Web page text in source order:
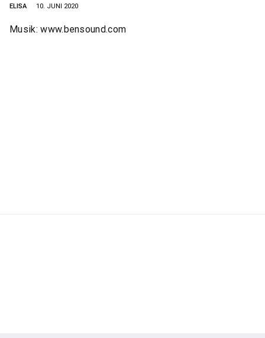
ELISA 10. JUNI 2020
Musik: www.bensound.com